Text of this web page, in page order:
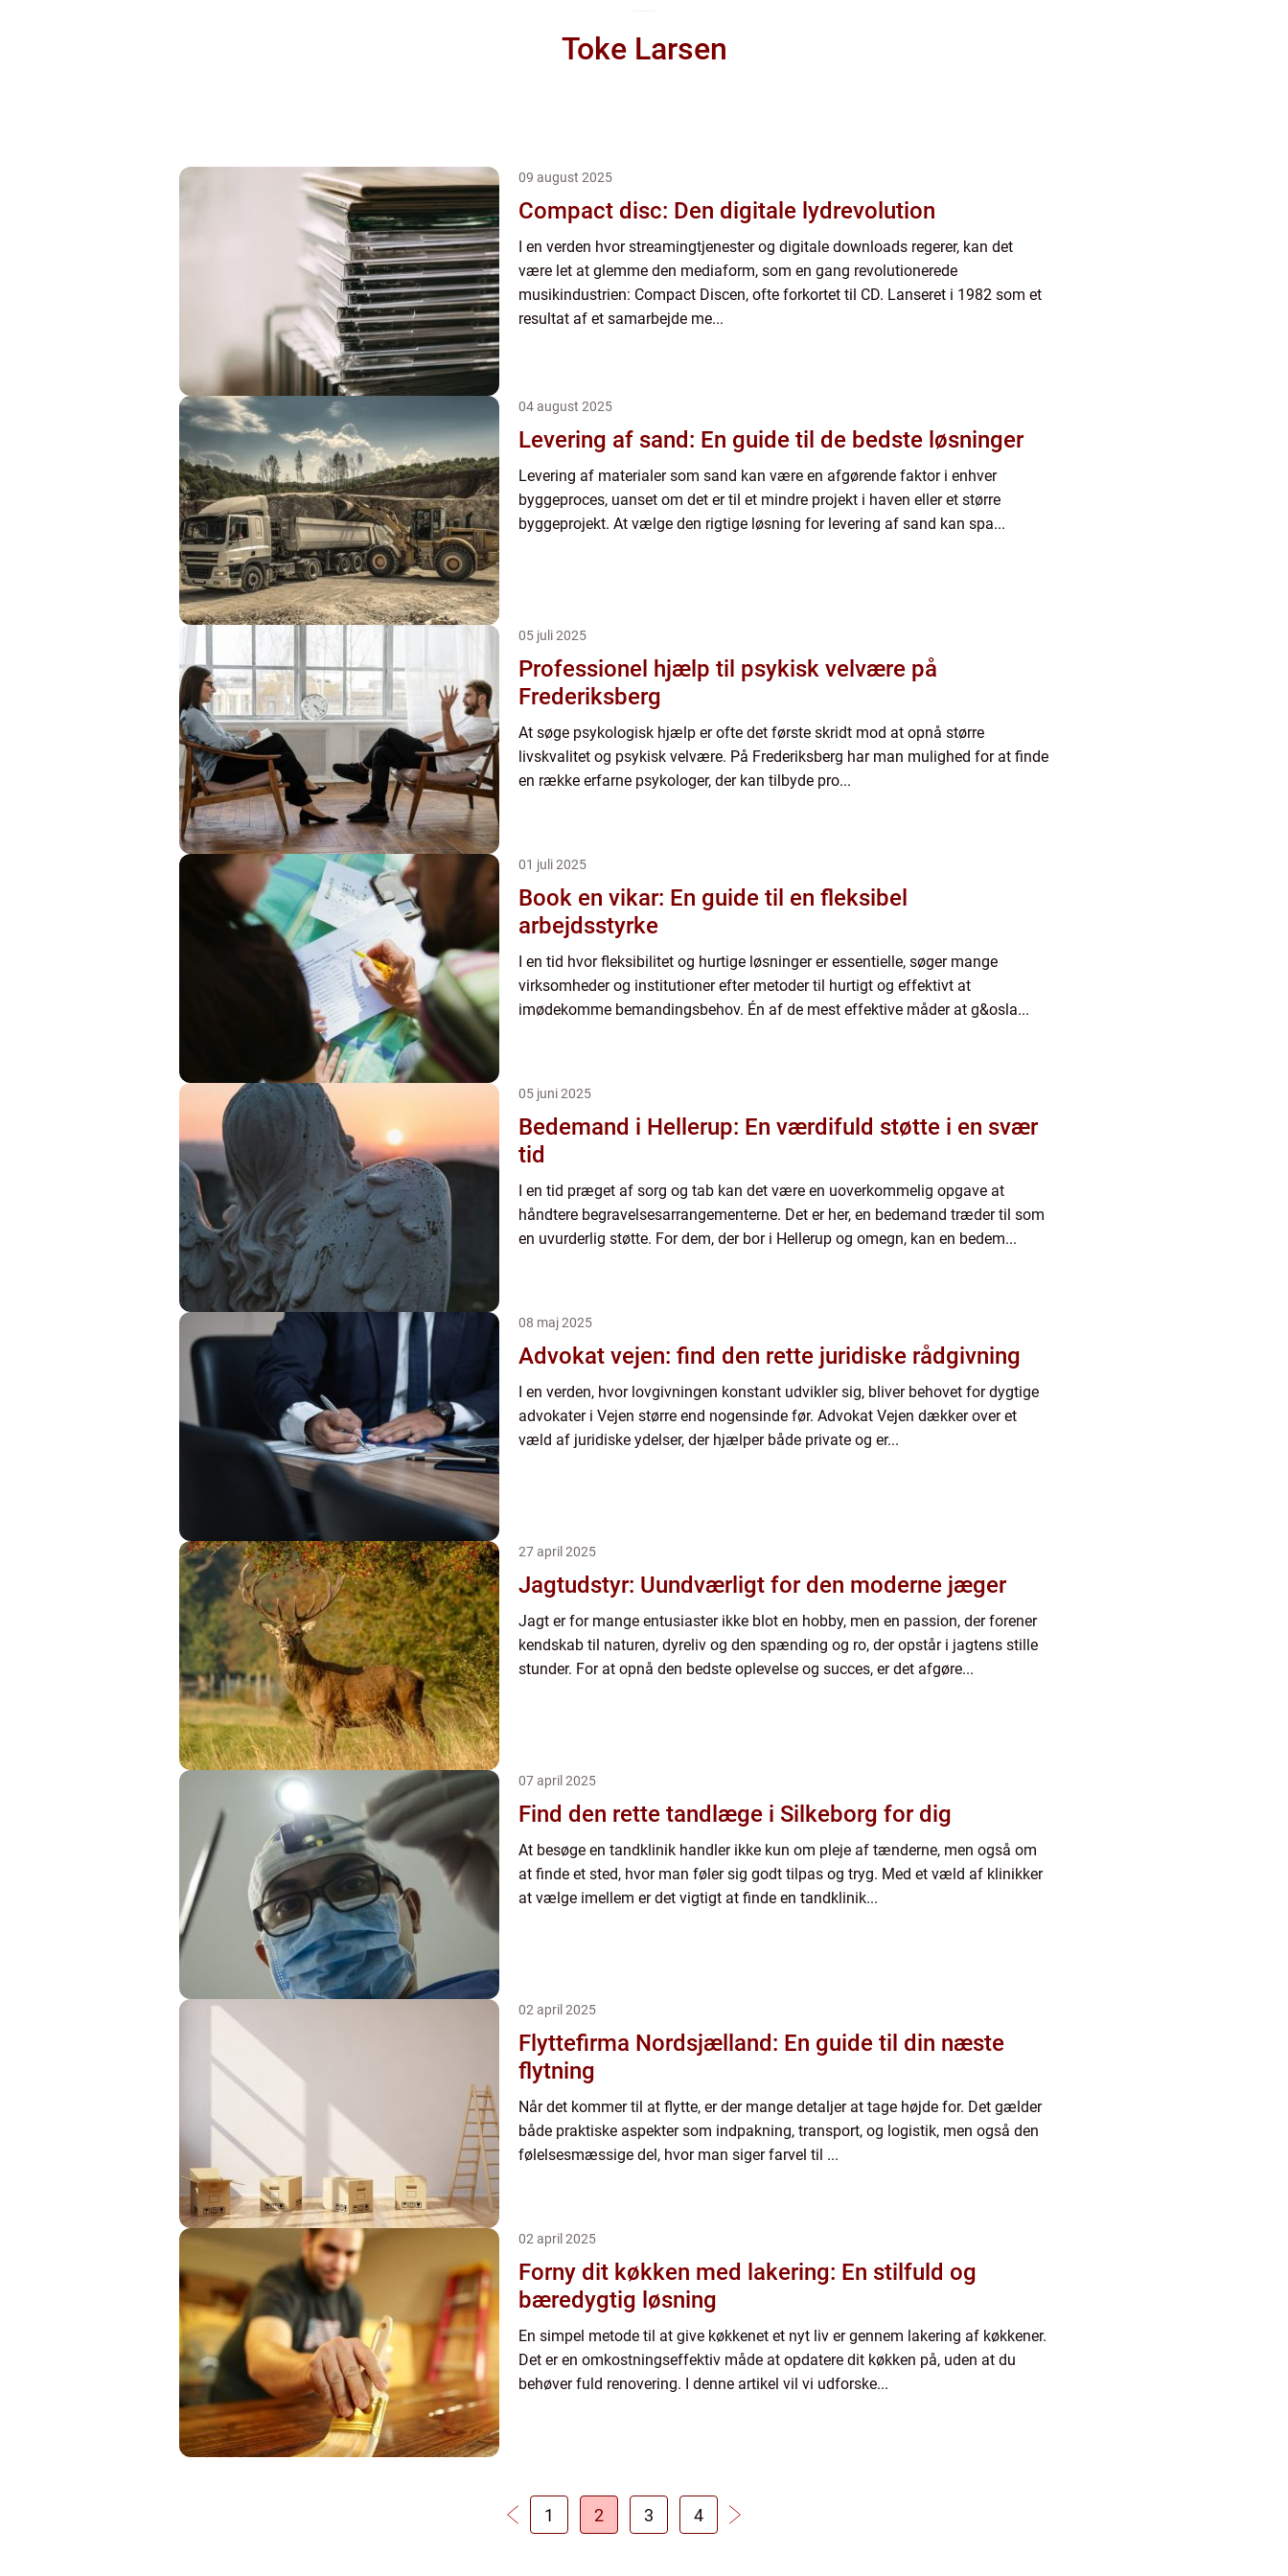
Toke Larsen
09 august 2025
Compact disc: Den digitale lydrevolution
I en verden hvor streamingtjenester og digitale downloads regerer, kan det
være let at glemme den mediaform, som en gang revolutionerede
musikindustrien: Compact Discen, ofte forkortet til CD. Lanseret i 1982 som et
resultat af et samarbejde me...
04 august 2025
Levering af sand: En guide til de bedste løsninger
Levering af materialer som sand kan være en afgørende faktor i enhver
byggeproces, uanset om det er til et mindre projekt i haven eller et større
byggeprojekt. At vælge den rigtige løsning for levering af sand kan spa...
05 juli 2025
Professionel hjælp til psykisk velvære på
Frederiksberg
At søge psykologisk hjælp er ofte det første skridt mod at opnå større
livskvalitet og psykisk velvære. På Frederiksberg har man mulighed for at finde
en række erfarne psykologer, der kan tilbyde pro...
01 juli 2025
Book en vikar: En guide til en fleksibel
arbejdsstyrke
I en tid hvor fleksibilitet og hurtige løsninger er essentielle, søger mange
virksomheder og institutioner efter metoder til hurtigt og effektivt at
imødekomme bemandingsbehov. Én af de mest effektive måder at g&osla...
05 juni 2025
Bedemand i Hellerup: En værdifuld støtte i en svær
tid
I en tid præget af sorg og tab kan det være en uoverkommelig opgave at
håndtere begravelsesarrangementerne. Det er her, en bedemand træder til som
en uvurderlig støtte. For dem, der bor i Hellerup og omegn, kan en bedem...
08 maj 2025
Advokat vejen: find den rette juridiske rådgivning
I en verden, hvor lovgivningen konstant udvikler sig, bliver behovet for dygtige
advokater i Vejen større end nogensinde før. Advokat Vejen dækker over et
væld af juridiske ydelser, der hjælper både private og er...
27 april 2025
Jagtudstyr: Uundværligt for den moderne jæger
Jagt er for mange entusiaster ikke blot en hobby, men en passion, der forener
kendskab til naturen, dyreliv og den spænding og ro, der opstår i jagtens stille
stunder. For at opnå den bedste oplevelse og succes, er det afgøre...
07 april 2025
Find den rette tandlæge i Silkeborg for dig
At besøge en tandklinik handler ikke kun om pleje af tænderne, men også om
at finde et sted, hvor man føler sig godt tilpas og tryg. Med et væld af klinikker
at vælge imellem er det vigtigt at finde en tandklinik...
02 april 2025
Flyttefirma Nordsjælland: En guide til din næste
flytning
Når det kommer til at flytte, er der mange detaljer at tage højde for. Det gælder
både praktiske aspekter som indpakning, transport, og logistik, men også den
følelsesmæssige del, hvor man siger farvel til ...
02 april 2025
Forny dit køkken med lakering: En stilfuld og
bæredygtig løsning
En simpel metode til at give køkkenet et nyt liv er gennem lakering af køkkener.
Det er en omkostningseffektiv måde at opdatere dit køkken på, uden at du
behøver fuld renovering. I denne artikel vil vi udforske...
1 2 3 4